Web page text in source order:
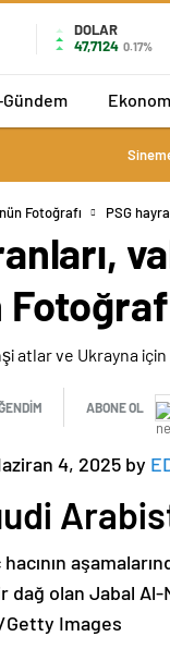
DOLAR
47,7124 0.17%
Fotoğrafı PSG
ABONE OL
4, 2025 by
hacının
dağ olan Jabal
Images